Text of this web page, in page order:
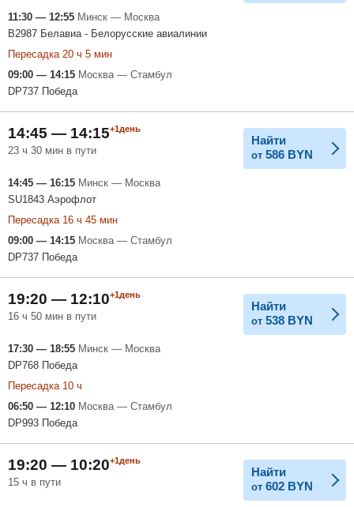
11:30 — 12:55 Минск — Москва
B2987 Белавиа - Белорусские авиалинии
Пересадка 20 ч 5 мин
09:00 — 14:15 Москва — Стамбул
DP737 Победа
14:45 — 14:15+1день
23 ч 30 мин в пути
Найти
от 586 BYN
14:45 — 16:15 Минск — Москва
SU1843 Аэрофлот
Пересадка 16 ч 45 мин
09:00 — 14:15 Москва — Стамбул
DP737 Победа
19:20 — 12:10+1день
16 ч 50 мин в пути
Найти
от 538 BYN
17:30 — 18:55 Минск — Москва
DP768 Победа
Пересадка 10 ч
06:50 — 12:10 Москва — Стамбул
DP993 Победа
19:20 — 10:20+1день
15 ч в пути
Найти
от 602 BYN